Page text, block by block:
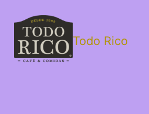
Todo Rico